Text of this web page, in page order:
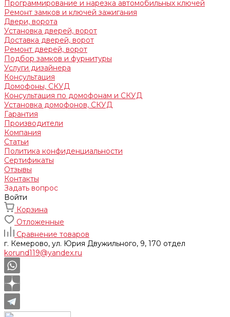
Программирование и нарезка автомобильных ключей
Ремонт замков и ключей зажигания
Двери, ворота
Установка дверей, ворот
Доставка дверей, ворот
Ремонт дверей, ворот
Подбор замков и фурнитуры
Услуги дизайнера
Консультация
Домофоны, СКУД
Консультация по домофонам и СКУД
Установка домофонов, СКУД
Гарантия
Производители
Компания
Статьи
Политика конфиденциальности
Сертификаты
Отзывы
Контакты
Задать вопрос
Войти
Корзина
Отложенные
Сравнение товаров
г. Кемерово, ул. Юрия Двужильного, 9, 170 отдел
korund119@yandex.ru